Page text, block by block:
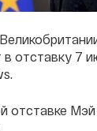
в отставку 7
отставке Мэй